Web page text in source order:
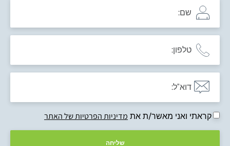
קראתי ואני מאשר/ת את מדיניות הפרטיות של האתר
שליחה